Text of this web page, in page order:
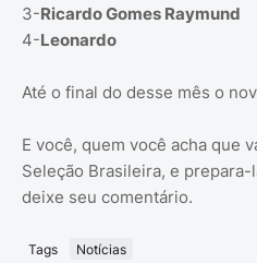
3-Ricardo Gomes Raymund
4-Leonardo
Até o final do desse mês o
E você, quem você acha que
Seleção Brasileira, e prepara-
deixe seu comentário.
Tags Notícias